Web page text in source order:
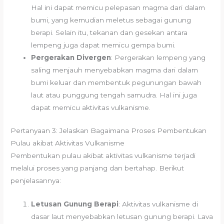
Hal ini dapat memicu pelepasan magma dari dalam
bumi, yang kemudian meletus sebagai gunung
berapi. Selain itu, tekanan dan gesekan antara
lempeng juga dapat memicu gempa bumi.
Pergerakan Divergen: Pergerakan lempeng yang
saling menjauh menyebabkan magma dari dalam
bumi keluar dan membentuk pegunungan bawah
laut atau punggung tengah samudra. Hal ini juga
dapat memicu aktivitas vulkanisme.
Pertanyaan 3: Jelaskan Bagaimana Proses Pembentukan
Pulau akibat Aktivitas Vulkanisme
Pembentukan pulau akibat aktivitas vulkanisme terjadi
melalui proses yang panjang dan bertahap. Berikut
penjelasannya:
Letusan Gunung Berapi: Aktivitas vulkanisme di
dasar laut menyebabkan letusan gunung berapi. Lava